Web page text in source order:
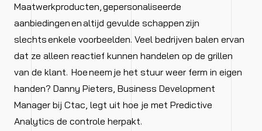
Maatwerkproducten, gepersonaliseerde
aanbiedingen en altijd gevulde schappen zijn
slechts enkele voorbeelden. Veel bedrijven balen ervan
dat ze alleen reactief kunnen handelen op de grillen
van de klant. Hoe neem je het stuur weer ferm in eigen
handen? Danny Pieters, Business Development
Manager bij Ctac, legt uit hoe je met Predictive
Analytics de controle herpakt.